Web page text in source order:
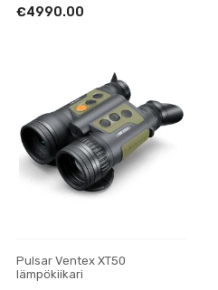
€4990.00
Pulsar Ventex XT50
lämpökiikari